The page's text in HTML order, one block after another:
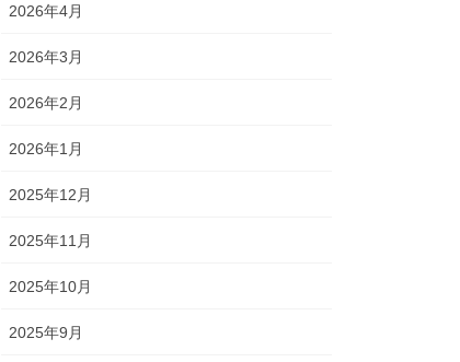
2026年4月
2026年3月
2026年2月
2026年1月
2025年12月
2025年11月
2025年10月
2025年9月